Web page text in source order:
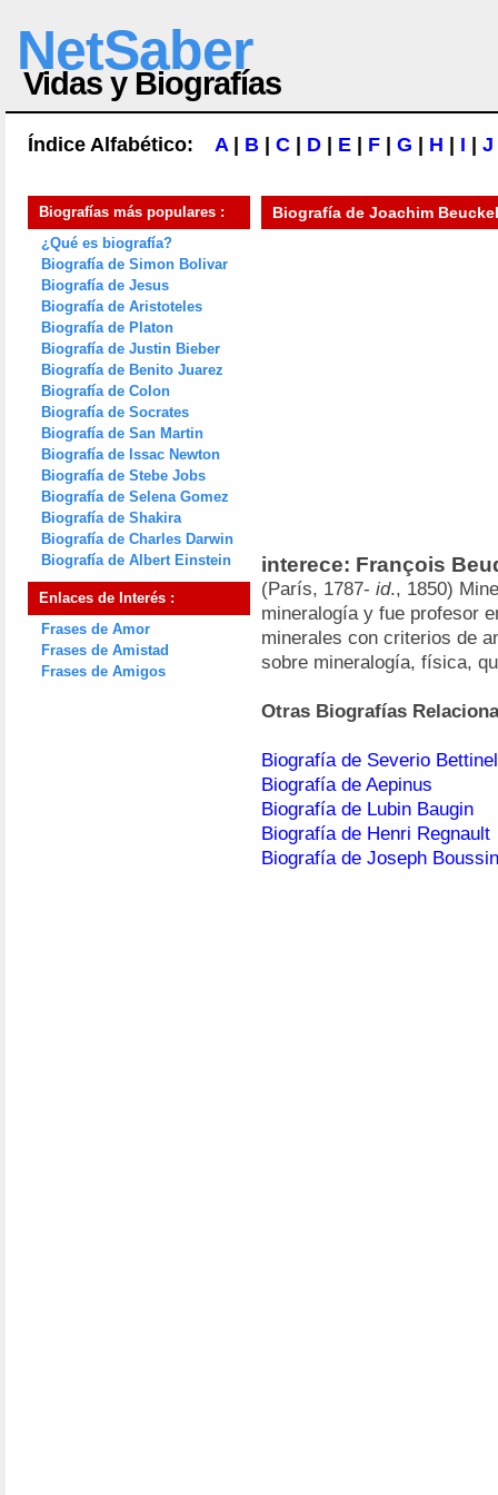
NetSaber
Vidas y Biografías
Índice Alfabético: A| B C D E F G H I J
Biografías más populares :
¿Qué es biografía?
Biografía de Simon Bolivar
Biografía de Jesus
Biografía de Aristoteles
Biografía de Platon
Biografía de Justin Bieber
Biografía de Benito Juarez
Biografía de Colon
Biografía de Socrates
Biografía de San Martin
Biografía de Issac Newton
Biografía de Stebe Jobs
Biografía de Selena Gomez
Biografía de Shakira
Biografía de Charles Darwin
Biografía de Albert Einstein
Enlaces de Interés :
Frases de Amor
Frases de Amistad
Frases de Amigos
Biografía de Joachim
interece: François
(París, 1787- id., 1850)
mineralogía y fue profesor
minerales con criterios de
sobre mineralogía, física,
Otras Biografías
Biografía de Severio
Biografía de Aepinus
Biografía de Lubin Baugin
Biografía de Henri Regnault
Biografía de Joseph